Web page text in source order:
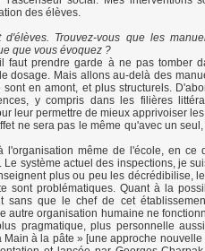
des élèves.
d'élèves. Trouvez-vous que les
que vous évoquez ?
faut prendre garde à ne pas tomber
dosage. Mais allons au-delà des
en amont, et plus structurels.
y compris dans les filières
leur permettre de mieux apprivoiser
ne sera pas le même qu'avec un
l'organisation même de l'école, en ce
système actuel des inspections, je
plus ou peu les décrédibilise,
sont problématiques. Quant à la
sans que le chef de cet
autre organisation humaine ne
pragmatique, plus personnelle
à la pâte » [une approche